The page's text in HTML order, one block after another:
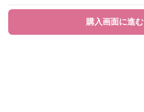
購入画面に進む
購入画面に進む